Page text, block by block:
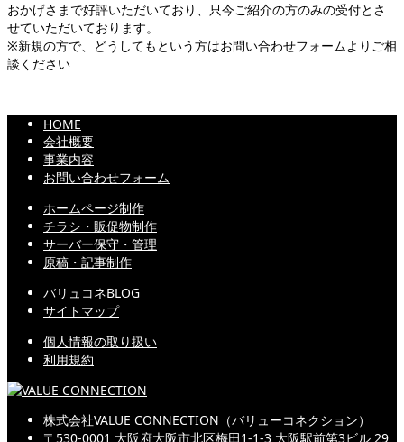
おかげさまで好評いただいており、只今ご紹介の方のみの受付とさ
せていただいております。
※新規の方で、どうしてもという方はお問い合わせフォームよりご相
談ください
HOME
会社概要
事業内容
お問い合わせフォーム
ホームページ制作
チラシ・販促物制作
サーバー保守・管理
原稿・記事制作
バリュコネBLOG
サイトマップ
個人情報の取り扱い
利用規約
株式会社VALUE CONNECTION（バリューコネクション）
〒530-0001 大阪府大阪市北区梅田1-1-3 大阪駅前第3ビル 29